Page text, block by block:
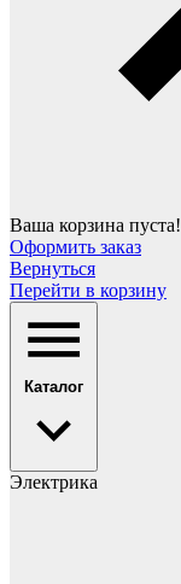
Ваша корзина пуста!
Оформить заказ
Вернуться
Перейти в корзину
Каталог
Электрика